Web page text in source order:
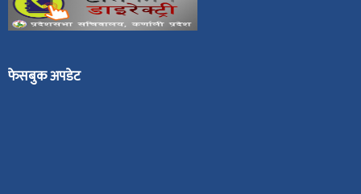
फेसबुक अपडेट